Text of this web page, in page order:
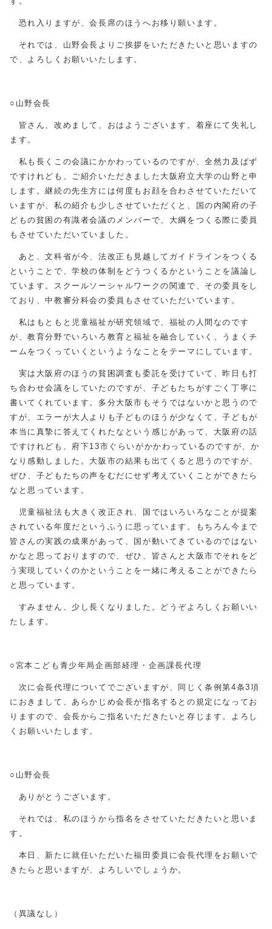
恐れ入りますが、会長席のほうへお移り願います。
それでは、山野会長よりご挨拶をいただきたいと思いますの
で、よろしくお願いいたします。
○山野会長
皆さん、改めまして、おはようございます。着座にて失礼し
ます。
私も長くこの会議にかかわっているのですが、全然力及ばず
ですけれども、ご紹介いただきました大阪府立大学の山野と申
します。継続の先生方には何度もお顔を合わさせていただいて
いますが、私の紹介も少しさせていただくと、国の内閣府の子
どもの貧困の有識者会議のメンバーで、大綱をつくる際に委員
もさせていただいていました。
あと、文科省が今、法改正も見越してガイドラインをつくる
ということで、学校の体制をどうつくるかということを議論し
ています。スクールソーシャルワークの関連で、その委員をし
ており、中教審分科会の委員もさせていただいています。
私はもともと児童福祉が研究領域で、福祉の人間なのです
が、教育分野でいろいろ教育と福祉を融合していく、うまくチ
ームをつくっていくというようなことをテーマにしています。
実は大阪府のほうの貧困調査も委託を受けていて、昨日も打
ち合わせ会議をしていたのですが、子どもたちがすごく丁寧に
書いてくれています。多分大阪市もそうではないかと思うので
すが、エラーが大人よりも子どものほうが少なくて、子どもが
本当に真摯に答えてくれたなという感じがあって、大阪府の話
ですけれども、府下13市ぐらいがかかわっているのですが、か
なり感動しました。大阪市の結果も出てくると思うのですが、
ぜひ、子どもたちの声をむだにせず考えていくことができたら
なと思っています。
児童福祉法も大きく改正され、国ではいろいろなことが提案
されている年度だというふうに思っています。もちろん今まで
皆さんの実践の成果があって、国が動いてきているのではない
かなと思っておりますので、ぜひ、皆さんと大阪市でそれをど
う実現していくのかということを一緒に考えることができたら
と思っています。
すみません、少し長くなりました。どうぞよろしくお願いい
たします。
○宮本こども青少年局企画部経理・企画課長代理
次に会長代理についてでございますが、同じく条例第4条3項
におきまして、あらかじめ会長が指名するとの規定になってお
りますので、会長からご指名いただきたいと存じます。よろし
くお願いいたします。
○山野会長
ありがとうございます。
それでは、私のほうから指名をさせていただきたいと思いま
す。
本日、新たに就任いただいた福田委員に会長代理をお願いで
きたらと思いますが、よろしいでしょうか。
（異議なし）